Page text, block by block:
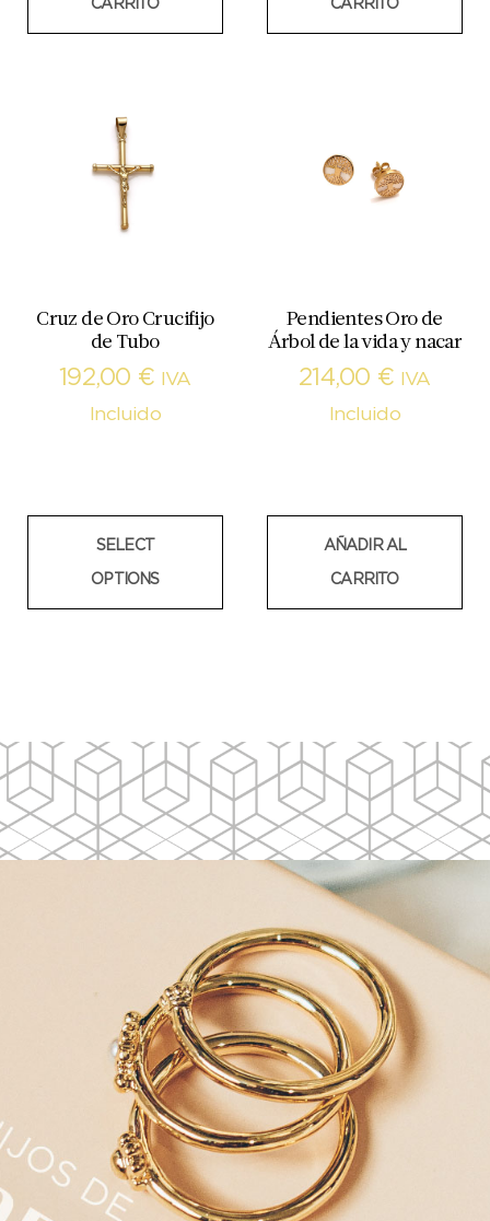
CARRITO CARRITO
Cruz de Oro Crucifijo
de Tubo
192,00 €
IVA
Incluido
SELECT
OPTIONS
Pendientes Oro de
Árbol de la vida y nacar
214,00 €
IVA
Incluido
AÑADIR AL
CARRITO